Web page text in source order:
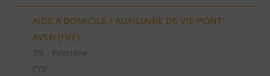
AIDE A DOMICILE / AUXILIAIRE DE VIE PONT-
AVEN (H/F)
29 - Finistère
CDI